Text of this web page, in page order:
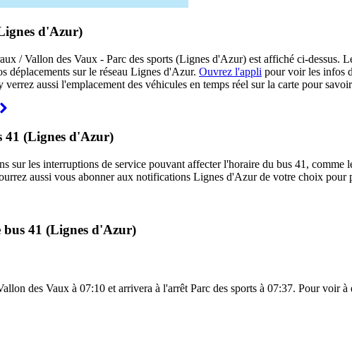
d'Azur)
/ Vallon des Vaux - Parc des sports (Lignes d'Azur) est affiché ci-dessus.
déplacements sur le réseau Lignes d'Azur. Ouvrez l'appli pour voir les infos
verrez aussi l'emplacement des véhicules en temps réel sur la carte pour
41 (Lignes d'Azur)
sur les interruptions de service pouvant affecter l'horaire du bus 41, comme
aussi vous abonner aux notifications Lignes d'Azur de votre choix
bus 41 (Lignes d'Azur)
des Vaux à 07:10 et arrivera à l'arrêt Parc des sports à 07:37. Pour voir